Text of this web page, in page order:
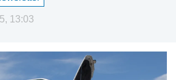
13:03